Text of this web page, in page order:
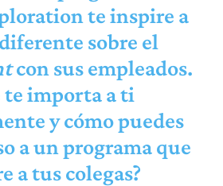
te inspire a
sobre el
con sus empleados.
te importa a ti
y cómo puedes
a un programa que
a tus colegas?